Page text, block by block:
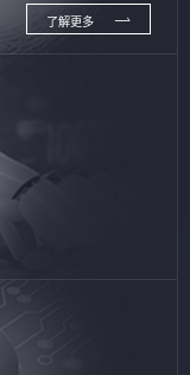
了解更多